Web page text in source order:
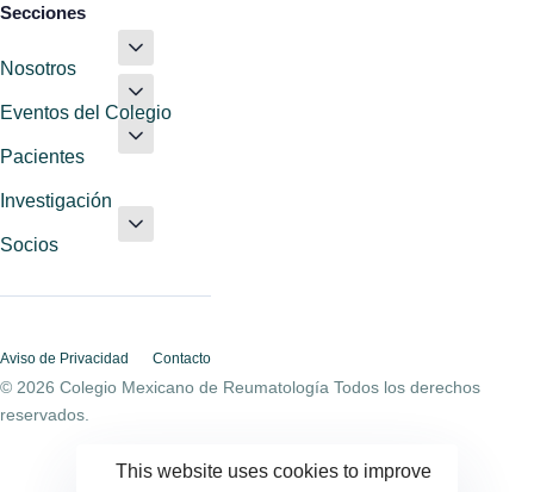
Secciones
Nosotros
Eventos del Colegio
Pacientes
Investigación
Socios
Aviso de Privacidad Contacto
© 2026 Colegio Mexicano de Reumatología Todos los derechos
reservados.
This website uses cookies to improve